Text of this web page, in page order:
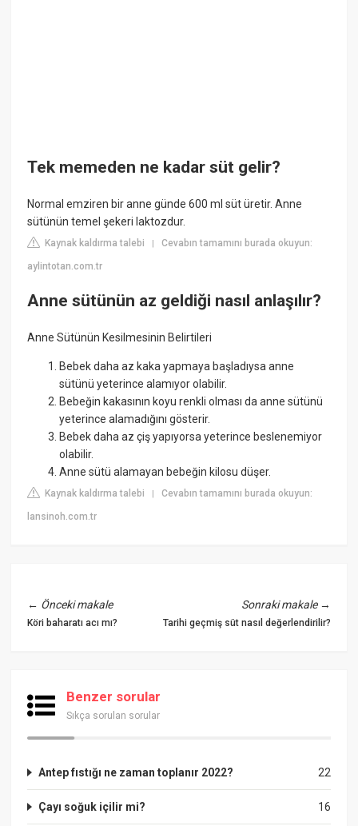
Tek memeden ne kadar süt gelir?
Normal emziren bir anne günde 600 ml süt üretir. Anne
sütünün temel şekeri laktozdur.
Kaynak kaldırma talebi |Cevabın tamamını burada okuyun:
aylintotan.com.tr
Anne sütünün az geldiği nasıl anlaşılır?
Anne Sütünün Kesilmesinin Belirtileri
Bebek daha az kaka yapmaya başladıysa anne
sütünü yeterince alamıyor olabilir.
Bebeğin kakasının koyu renkli olması da anne sütünü
yeterince alamadığını gösterir.
Bebek daha az çiş yapıyorsa yeterince beslenemiyor
olabilir.
Anne sütü alamayan bebeğin kilosu düşer.
Kaynak kaldırma talebi |Cevabın tamamını burada okuyun:
lansinoh.com.tr
← Önceki makale
Köri baharatı acı mı?
Sonraki makale→
Tarihi geçmiş süt nasıl değerlendirilir?
Benzer sorular
Sıkça sorulan sorular
22
Antep fıstığı ne zaman toplanır 2022?
16
Çayı soğuk içilir mi?